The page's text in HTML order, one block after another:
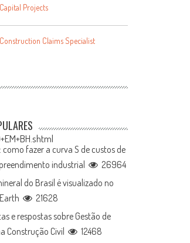
Projects
Claims Specialist
como fazer a curva S de custos de
industrial
26964
do Brasil é visualizado no
Earth
21628
e respostas sobre Gestão de
Construção Civil
12468